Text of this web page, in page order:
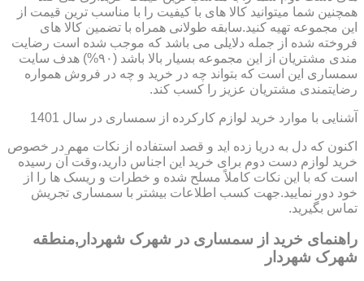
همچنین شما میتوانید کالا های با کیفیت را با مناسب ترین قیمت از
این مجموعه تهیه کنید.سابقه طولانی همراه با تضمین کالا های
فروخته شده از جمله دلایلی می باشد که موجب شده است رضایت
مندی مشتریان از این مجموعه بسیار بالا باشد (۹۰%) هدف سایت
سمساری این است که بتواند چه در خرید و چه در فروش همواره
رضایتمندی مشتریان عزیز را کسب کند.
آشنایی با موارد خرید لوازم کارکرده از سمساری در سال 1401
اکنون که دل به دریا زده اید و قصد استفاده از نکات مهم در خصوص
خرید لوازم دست دوم برای خرید این اجناس دارید،وقت آن رسیده
است که با این نکات کاملاً مسلح شده و خطرات و ریسک ها را از
خود دور نمایید.جهت کسب اطلاعات بیشتر با سمساری تجریش
تماس بگیرید.
راهنمای خرید از سمساری در شهرک شهردار,منطقه
شهرک شهردار